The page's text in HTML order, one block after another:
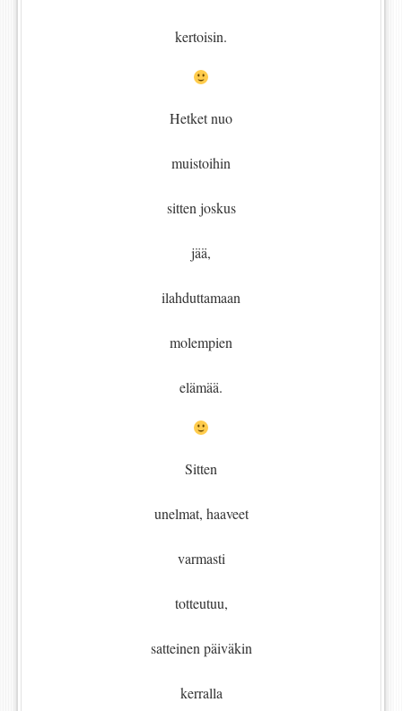
kertoisin.
Hetket nuo
muistoihin
sitten joskus
jää,
ilahduttamaan
molempien
elämää.
Sitten
unelmat, haaveet
varmasti
totteutuu,
satteinen päiväkin
kerralla